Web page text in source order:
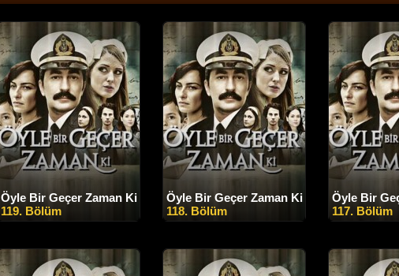
Öyle Bir Geçer Zaman Ki
119. Bölüm
Öyle Bir Geçer Zaman Ki
118. Bölüm
Öyle Bir
117. Bölüm